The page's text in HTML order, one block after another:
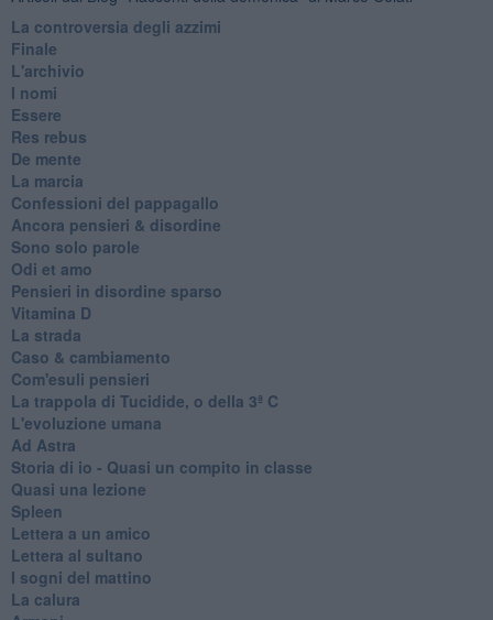
La controversia degli azzimi
Finale
L'archivio
I nomi
Essere
Res rebus
De mente
La marcia
Confessioni del pappagallo
Ancora pensieri & disordine
Sono solo parole
Odi et amo
Pensieri in disordine sparso
Vitamina D
La strada
Caso & cambiamento
Com'esuli pensieri
La trappola di Tucidide, o della 3ª C
L'evoluzione umana
Ad Astra
Storia di io - Quasi un compito in classe
Quasi una lezione
Spleen
Lettera a un amico
Lettera al sultano
I sogni del mattino
La calura